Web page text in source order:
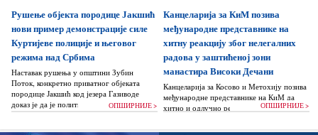
жигоше...
Рушење објекта породице Јакшић
нови пример демонстрације силе
Куртијеве полиције и његовог
режима над Србима
Наставак рушења у општини Зубин
Поток, конкретно приватног објеката
породице Јакшић код језера Газиводе
доказ је да је политика Аљбина Куртија...
ОПШИРНИЈЕ >
Канцеларија за КиМ позива
међународне представнике на
хитну реакцију због нелегалних
радова у заштићеној зони
манастира Високи Дечани
Канцеларија за Косово и Метохију позива
међународне представнике на КиМ да
хитно и одлучно реагују и да без
нелегалних грађевинских...
ОПШИРНИЈЕ >